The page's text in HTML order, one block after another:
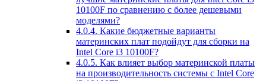
10100F по сравнению с более дешевыми
моделями?
4.0.4. Какие бюджетные варианты
материнских плат подойдут для сборки на
Intel Core i3 10100F?
4.0.5. Как влияет выбор материнской платы
на производительность системы с Intel Core